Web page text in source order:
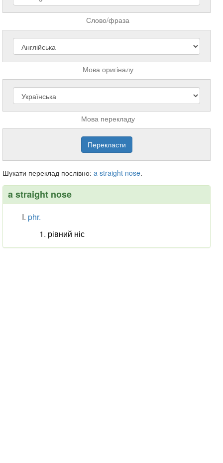
Слово/фраза
Мова оригіналу
Мова перекладу
Шукати переклад послівно: a straight nose.
a straight nose
phr.
рівний ніс